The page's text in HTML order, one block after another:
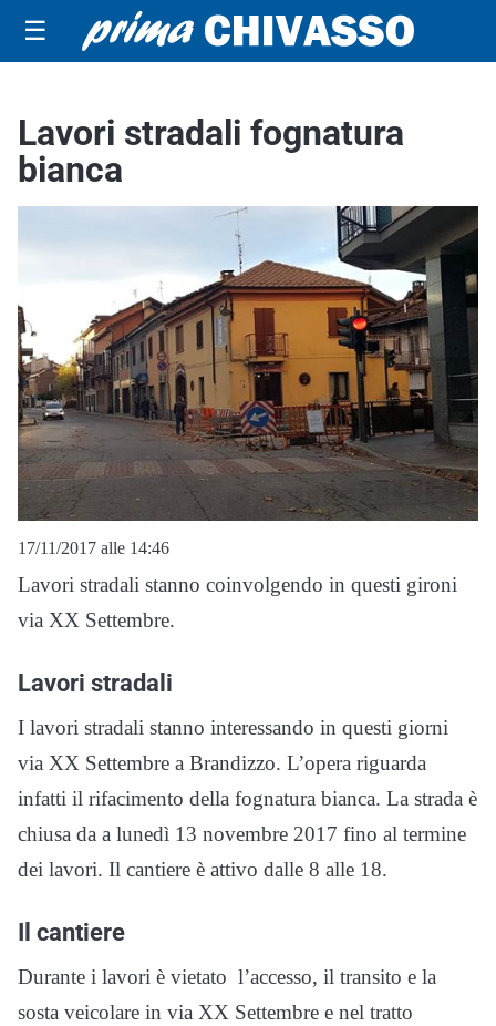
☰
Lavori stradali fognatura
bianca
17/11/2017 alle 14:46
Lavori stradali stanno coinvolgendo in questi gironi
via XX Settembre.
Lavori stradali
I lavori stradali stanno interessando in questi giorni
via XX Settembre a Brandizzo. L’opera riguarda
infatti il rifacimento della fognatura bianca. La strada è
chiusa da a lunedì 13 novembre 2017 fino al termine
dei lavori. Il cantiere è attivo dalle 8 alle 18.
Il cantiere
Durante i lavori è vietato l’accesso, il transito e la
sosta veicolare in via XX Settembre e nel tratto